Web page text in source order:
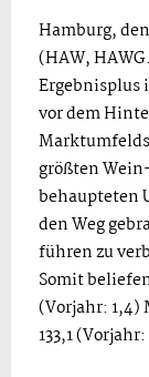
Hamburg,
(HAW,
Ergebnisplus
vor dem
größten
behaupteten
den Weg
führen zu
Somit
(Vorjahr: 1,4)
133,1